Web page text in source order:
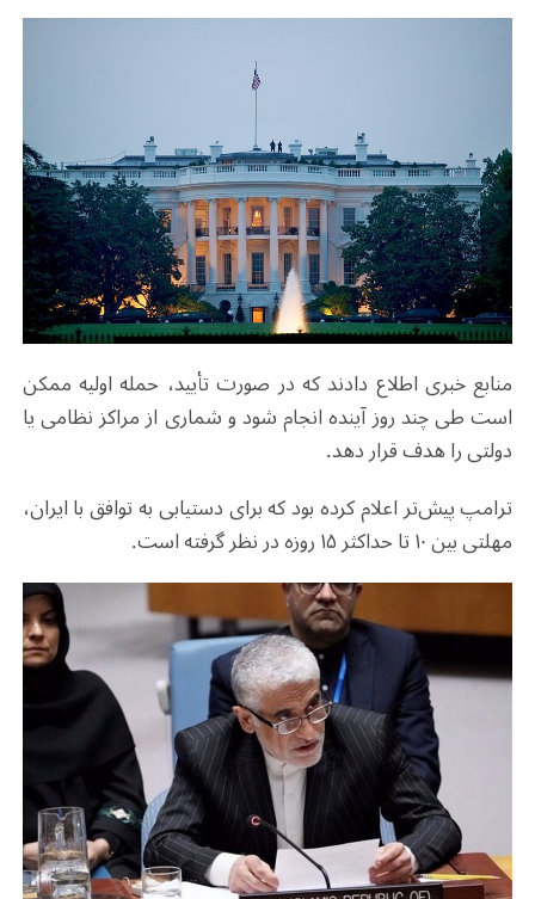
منابع خبری اطلاع دادند که در صورت تأیید، حمله اولیه ممکن
است طی چند روز آینده انجام شود و شماری از مراکز نظامی یا
دولتی را هدف قرار دهد.
ترامپ پیش‌تر اعلام کرده بود که برای دستیابی به توافق با ایران،
مهلتی بین ۱۰ تا حداکثر ۱۵ ‌روزه در نظر گرفته است.